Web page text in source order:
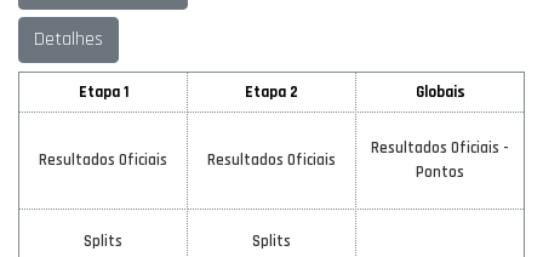
Detalhes
Etapa 1 Etapa 2 Globais
Resultados Oficiais Resultados Oficiais
Resultados Oficiais -
Pontos
Splits Splits